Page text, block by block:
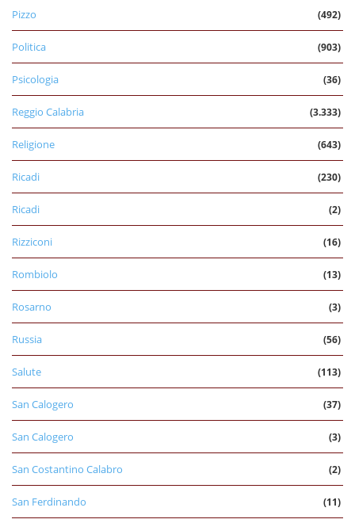
Pizzo (492)
Politica (903)
Psicologia (36)
Reggio Calabria (3.333)
Religione (643)
Ricadi (230)
Ricadi (2)
Rizziconi (16)
Rombiolo (13)
Rosarno (3)
Russia (56)
Salute (113)
San Calogero (37)
San Calogero (3)
San Costantino Calabro (2)
San Ferdinando (11)